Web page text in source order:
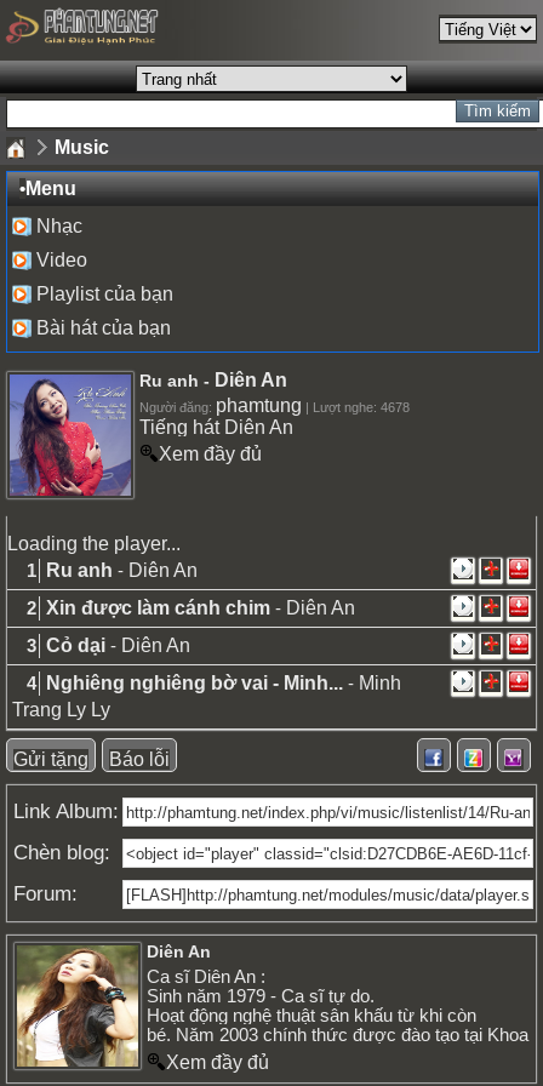
Music
•Menu
Nhạc
Video
Playlist của bạn
Bài hát của bạn
Ru anh - Diên An
Người đăng: phamtung | Lượt nghe: 4678
Tiếng hát Diên An
Xem đầy đủ
Loading the player...
1 Ru anh - Diên An
2 Xin được làm cánh chim - Diên An
3 Cỏ dại - Diên An
4 Nghiêng nghiêng bờ vai - Minh... - Minh
Trang Ly Ly
Gửi tặng Báo lỗi
Link Album:
Chèn blog:
Forum:
Diên An
Ca sĩ Diên An :
Sinh năm 1979 - Ca sĩ tự do.
Hoạt động nghệ thuật sân khấu từ khi còn
bé. Năm 2003 chính thức được đào tạo tại Khoa
thanh nhạc - Nhạc viện Thành Phố và tốt nghiệp
năm 2007
Xem đầy đủ